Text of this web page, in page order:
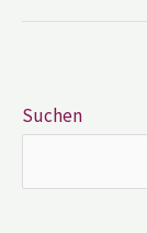
Suchen